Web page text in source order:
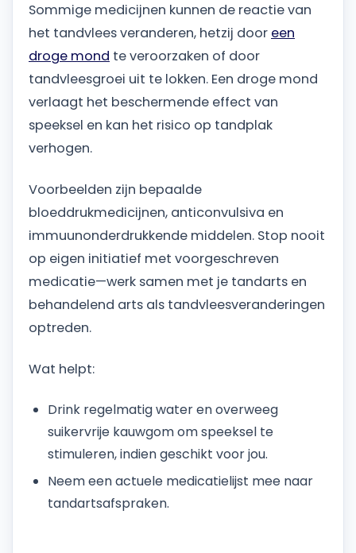
Sommige medicijnen kunnen de reactie van
het tandvlees veranderen, hetzij door een
droge mond te veroorzaken of door
tandvleesgroei uit te lokken. Een droge mond
verlaagt het beschermende effect van
speeksel en kan het risico op tandplak
verhogen.
Voorbeelden zijn bepaalde
bloeddrukmedicijnen, anticonvulsiva en
immuunonderdrukkende middelen. Stop nooit
op eigen initiatief met voorgeschreven
medicatie—werk samen met je tandarts en
behandelend arts als tandvleesveranderingen
optreden.
Wat helpt:
Drink regelmatig water en overweeg
suikervrije kauwgom om speeksel te
stimuleren, indien geschikt voor jou.
Neem een actuele medicatielijst mee naar
tandartsafspraken.